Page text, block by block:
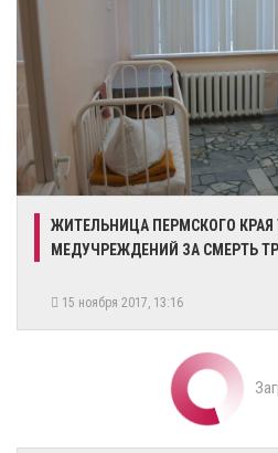
ЖИТЕЛЬНИЦА ПЕРМСКОГО КРАЯ
МЕДУЧРЕЖДЕНИЙ ЗА СМЕРТЬ
15 ноября 2017, 13:16